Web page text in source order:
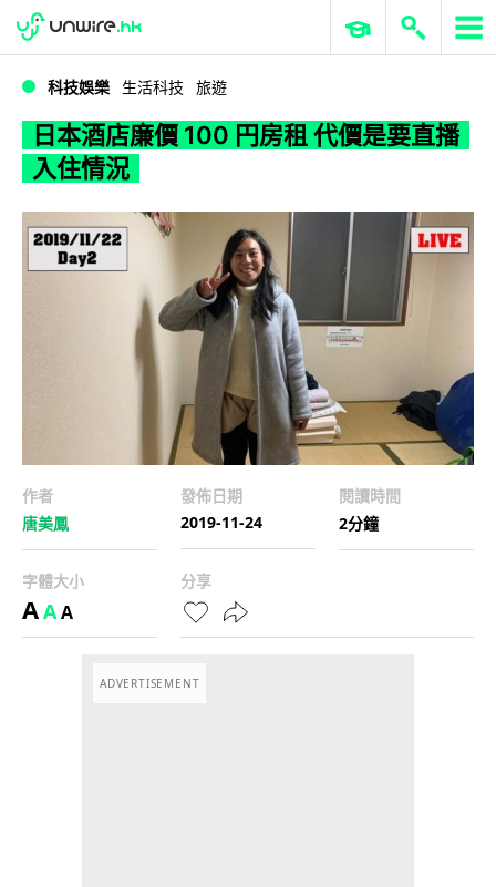
WWDC 2026 ERP 與商業 AI
科技娛樂 生活科技 旅遊
日本酒店廉價 100 円房租 代價是要直播
入住情況
作者
唐美鳳
發佈日期
2019-11-24
閱讀時間
2分鐘
字體大小
AAA
分享
ADVERTISEMENT